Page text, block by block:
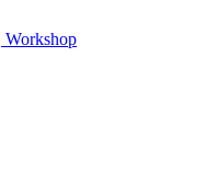
Workshop